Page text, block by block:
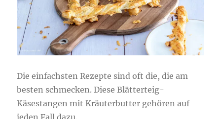
Die einfachsten Rezepte sind oft die, die am
besten schmecken. Diese Blätterteig-
Käsestangen mit Kräuterbutter gehören auf
jeden Fall dazu.